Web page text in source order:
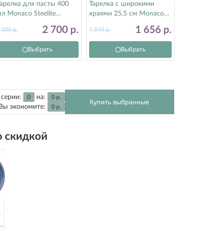
Тарелка для пасты 400
Monaco Steelite
2 700 р.
000р.
Выбрать
Тарелка с широкими
краями 25.5 см Monaco
9001C1062
1 656 р.
1 840р.
Выбрать
0 на: 0 р.
Вы экономите: 0 р.
Купить выбранные
скидкой